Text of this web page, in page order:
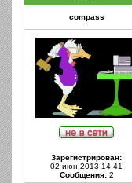
compass
Зарегистрирован:
02 июн 2013 14:41
Сообщения:2